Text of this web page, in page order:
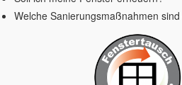
Welche Sanierungsmaßnahmen sind